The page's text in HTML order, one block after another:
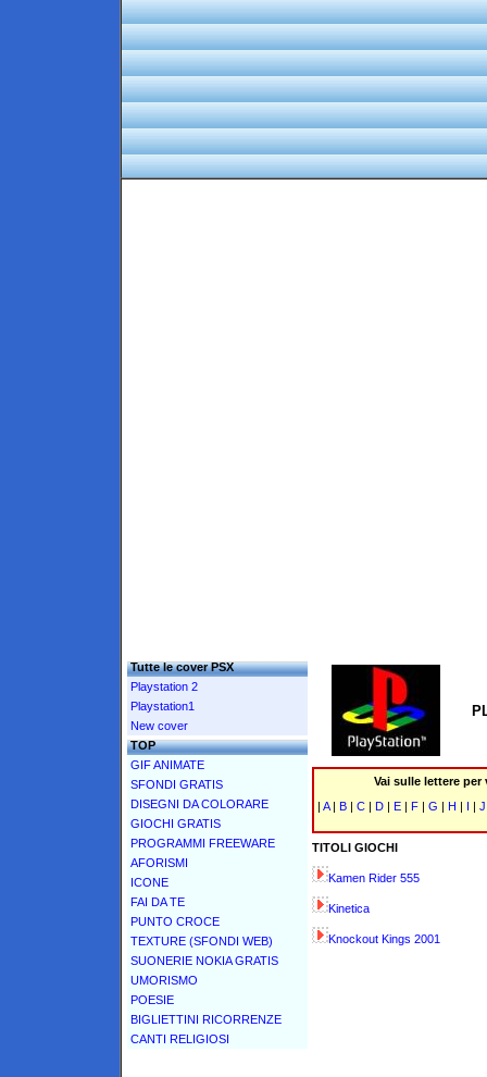
Tutte le cover PSX
Playstation 2
Playstation1
New cover
TOP
GIF ANIMATE
SFONDI GRATIS
DISEGNI DA COLORARE
GIOCHI GRATIS
PROGRAMMI FREEWARE
AFORISMI
ICONE
FAI DA TE
PUNTO CROCE
TEXTURE (SFONDI WEB)
SUONERIE NOKIA GRATIS
UMORISMO
POESIE
BIGLIETTINI RICORRENZE
CANTI RELIGIOSI
Vai sulle lettere
| A | B | C | D | E | F | G | H | I |
TITOLI GIOCHI
Kamen Rider 555
Kinetica
Knockout Kings 2001